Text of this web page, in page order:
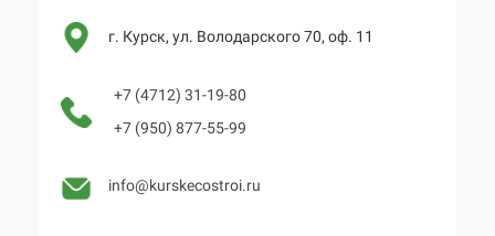
г. Курск, ул. Володарского 70, оф. 11
+7 (4712) 31-19-80
+7 (950) 877-55-99
info@kurskecostroi.ru